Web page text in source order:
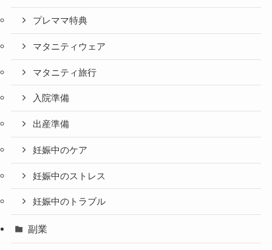
プレママ特典
マタニティウェア
マタニティ旅行
入院準備
出産準備
妊娠中のケア
妊娠中のストレス
妊娠中のトラブル
副業